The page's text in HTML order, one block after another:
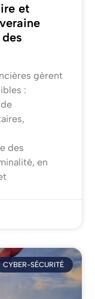
et
gèrent
:
des
en
CYBER-SÉCURITÉ